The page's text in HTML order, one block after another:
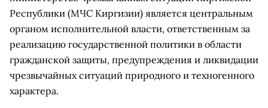
Республики (МЧС Киргизии) является центральным
органом исполнительной власти, ответственным за
реализацию государственной политики в области
гражданской защиты, предупреждения и ликвидации
чрезвычайных ситуаций природного и техногенного
характера.